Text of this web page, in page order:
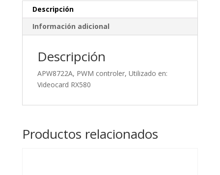
Descripción
Información adicional
Descripción
APW8722A, PWM controler, Utilizado en:
Videocard RX580
Productos relacionados